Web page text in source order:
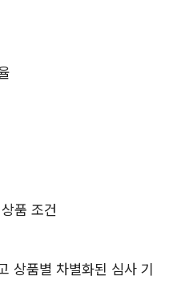
품 조건
상품별 차별화된 심사 기